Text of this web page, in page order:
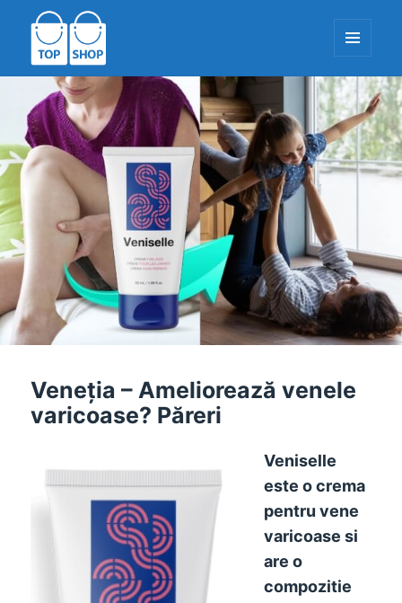
TopShop-EU.com
ȘI
WIDGET-
URI
Veneția – Ameliorează venele
varicoase? Păreri
Veniselle
este o crema
pentru vene
varicoase si
are o
compozitie